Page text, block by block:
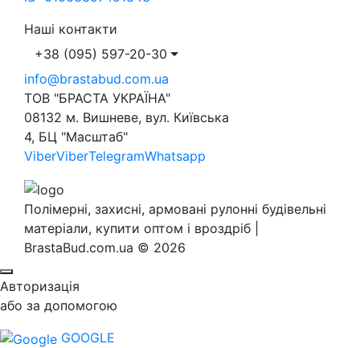
Наші контакти
+38 (095) 597-20-30
info@brastabud.com.ua
ТОВ "БРАСТА УКРАЇНА"
08132 м. Вишневе, вул. Київська
4, БЦ "Масштаб"
ViberViberTelegramWhatsapp
Полімерні, захисні, армовані рулонні будівельні
матеріали, купити оптом і вроздріб |
BrastaBud.com.ua © 2026
Авторизація
або за допомогою
GOOGLE